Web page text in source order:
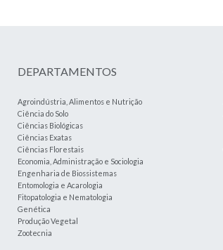
DEPARTAMENTOS
Agroindústria, Alimentos e Nutrição
Ciência do Solo
Ciências Biológicas
Ciências Exatas
Ciências Florestais
Economia, Administração e Sociologia
Engenharia de Biossistemas
Entomologia e Acarologia
Fitopatologia e Nematologia
Genética
Produção Vegetal
Zootecnia